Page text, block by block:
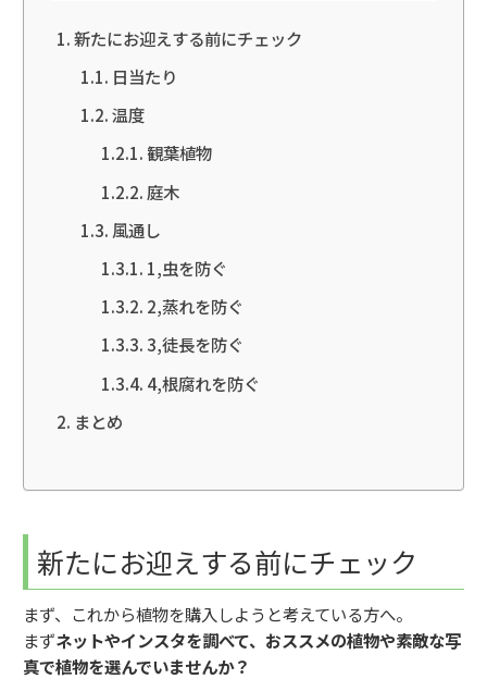
新たにお迎えする前にチェック
日当たり
温度
観葉植物
庭木
風通し
1,虫を防ぐ
2,蒸れを防ぐ
3,徒長を防ぐ
4,根腐れを防ぐ
まとめ
新たにお迎えする前にチェック
まず、これから植物を購入しようと考えている方へ。
まずネットやインスタを調べて、おススメの植物や素敵な写
真で植物を選んでいませんか？